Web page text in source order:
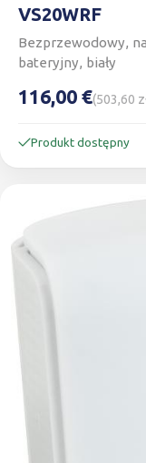
VS20WRF
Bezprzewodowy,
bateryjny, biały
116,00 €(503,60
Produkt dostępny